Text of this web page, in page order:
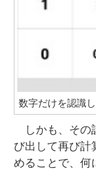
数字だけを認識
しかも、その
び出して再び計
めることで、何